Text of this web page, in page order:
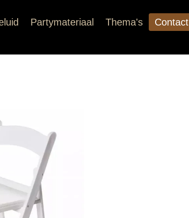
Partymateriaal Thema's Contact